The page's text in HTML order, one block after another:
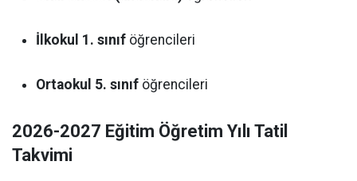
İlkokul 1. sınıf öğrencileri
Ortaokul 5. sınıf öğrencileri
2026-2027 Eğitim Öğretim Yılı Tatil
Takvimi